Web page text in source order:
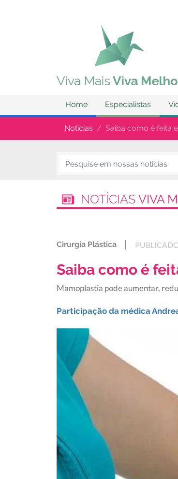
Home Especialistas
Notícias Saiba como é feita
NOTÍCIAS VIVA
Cirurgia Plástica
Saiba como é
Mamoplastia pode aumentar,
Participação da médica